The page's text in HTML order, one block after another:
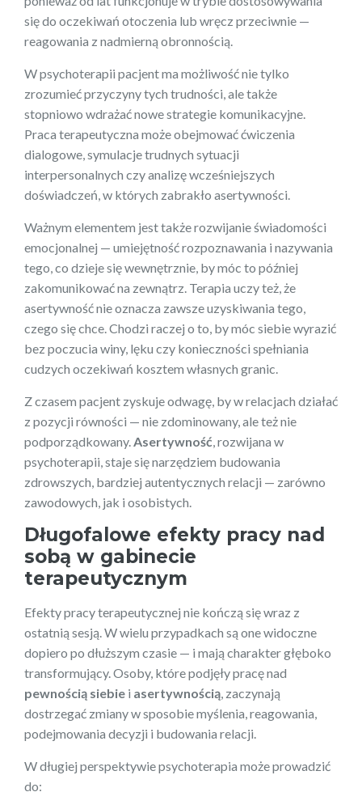
się do oczekiwań otoczenia lub wręcz przeciwnie —
reagowania z nadmierną obronnością.
W psychoterapii pacjent ma możliwość nie tylko
zrozumieć przyczyny tych trudności, ale także
stopniowo wdrażać nowe strategie komunikacyjne.
Praca terapeutyczna może obejmować ćwiczenia
dialogowe, symulacje trudnych sytuacji
interpersonalnych czy analizę wcześniejszych
doświadczeń, w których zabrakło asertywności.
Ważnym elementem jest także rozwijanie świadomości
emocjonalnej — umiejętność rozpoznawania i nazywania
tego, co dzieje się wewnętrznie, by móc to później
zakomunikować na zewnątrz. Terapia uczy też, że
asertywność nie oznacza zawsze uzyskiwania tego,
czego się chce. Chodzi raczej o to, by móc siebie wyrazić
bez poczucia winy, lęku czy konieczności spełniania
cudzych oczekiwań kosztem własnych granic.
Z czasem pacjent zyskuje odwagę, by w relacjach działać
z pozycji równości — nie zdominowany, ale też nie
podporządkowany. Asertywność , rozwijana w
psychoterapii, staje się narzędziem budowania
zdrowszych, bardziej autentycznych relacji — zarówno
zawodowych, jak i osobistych.
Długofalowe efekty pracy nad
sobą w gabinecie
terapeutycznym
Efekty pracy terapeutycznej nie kończą się wraz z
ostatnią sesją. W wielu przypadkach są one widoczne
dopiero po dłuższym czasie — i mają charakter głęboko
transformujący. Osoby, które podjęły pracę nad
pewnością siebie i asertywnością , zaczynają
dostrzegać zmiany w sposobie myślenia, reagowania,
podejmowania decyzji i budowania relacji.
W długiej perspektywie psychoterapia może prowadzić
do: